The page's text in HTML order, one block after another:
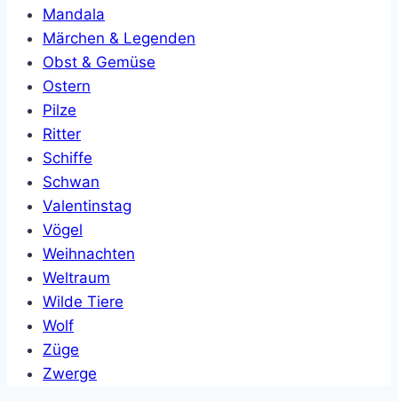
Mandala
Märchen & Legenden
Obst & Gemüse
Ostern
Pilze
Ritter
Schiffe
Schwan
Valentinstag
Vögel
Weihnachten
Weltraum
Wilde Tiere
Wolf
Züge
Zwerge